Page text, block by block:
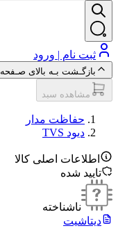
ثبت نام | ورود
بازگـشت بـه بالای صـفحه
مشاهده سبد
حفاظت مدار
دیود TVS
اطلاعات اصلی کالا
تایید شده
ناشناخته
دیتاشیت